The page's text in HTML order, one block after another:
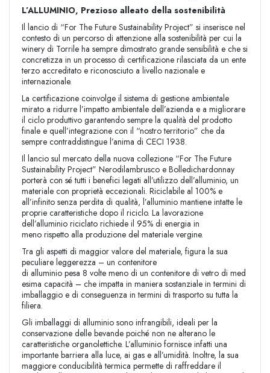
L’ALLUMINIO, Prezioso alleato della sostenibilità
Il lancio di “For The Future Sustainability Project” si inserisce nel
contesto di un percorso di attenzione alla sostenibilità per cui la
winery di Torrile ha sempre dimostrato grande sensibilità e che si
concretizza in un processo di certificazione rilasciata da un ente
terzo accreditato e riconosciuto a livello nazionale e
internazionale.
La certificazione coinvolge il sistema di gestione ambientale
mirato a ridurre l’impatto ambientale dell’azienda e a migliorare
il ciclo produttivo garantendo sempre la qualità del prodotto
finale e quell’integrazione con il “nostro territorio” che da
sempre contraddistingue l’anima di CECI 1938.
Il lancio sul mercato della nuova collezione “For The Future
Sustainability Project” Nerodilambrusco e Bolledichardonnay
porterà con sé tutti i benefici legati all’utilizzo dell’alluminio, un
materiale con proprietà eccezionali. Riciclabile al 100% e
all’infinito senza perdita di qualità, l’alluminio mantiene intatte le
proprie caratteristiche dopo il riciclo. La lavorazione
dell’alluminio riciclato richiede il 95% di energia in
meno rispetto alla produzione del materiale vergine.
Tra gli aspetti di maggior valore del materiale, figura la sua
peculiare leggerezza – un contenitore
di alluminio pesa 8 volte meno di un contenitore di vetro di med
esima capacità – che impatta in maniera sostanziale in termini di
imballaggio e di conseguenza in termini di trasporto su tutta la
filiera.
Gli imballaggi di alluminio sono infrangibili, ideali per la
conservazione delle bevande poiché non ne alterano le
caratteristiche organolettiche. L’alluminio fornisce infatti una
importante barriera alla luce, ai gas e all’umidità. Inoltre, la sua
maggiore conducibilità termica permette di raffreddare il